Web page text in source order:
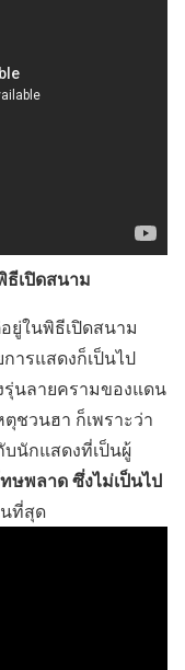
ธีเปิดสนาม
ยู่ในพิธีเปิดสนาม
ารแสดงก็เป็นไป
รุ่นลายครามของแดน
ชวนฮา ก็เพราะว่า
นักแสดงที่เป็นผู้
ษพลาด ซึ่งไม่เป็นไป
นที่สุด